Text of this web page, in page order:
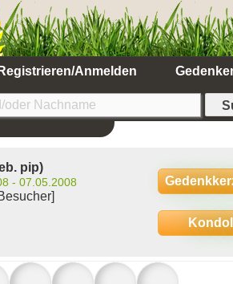
Registrieren/Anmelden
pip)
- 07.05.2008